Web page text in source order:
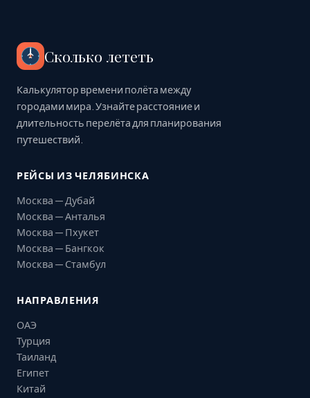
Сколько лететь
Калькулятор времени полёта между
городами мира. Узнайте расстояние и
длительность перелёта для планирования
путешествий.
РЕЙСЫ ИЗ ЧЕЛЯБИНСКА
Москва — Дубай
Москва — Анталья
Москва — Пхукет
Москва — Бангкок
Москва — Стамбул
НАПРАВЛЕНИЯ
ОАЭ
Турция
Таиланд
Египет
Китай